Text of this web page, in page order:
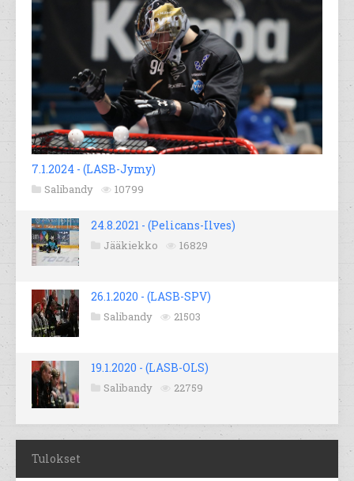
7.1.2024 - (LASB-Jymy)
Salibandy 10799
24.8.2021 - (Pelicans-Ilves)
Jääkiekko 16829
26.1.2020 - (LASB-SPV)
Salibandy 21503
19.1.2020 - (LASB-OLS)
Salibandy 22759
Tulokset